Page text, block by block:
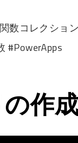
数コレクショ
#PowerApps
作